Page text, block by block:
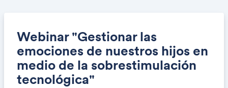
Webinar "Gestionar las
emociones de nuestros hijos en
medio de la sobrestimulación
tecnológica"